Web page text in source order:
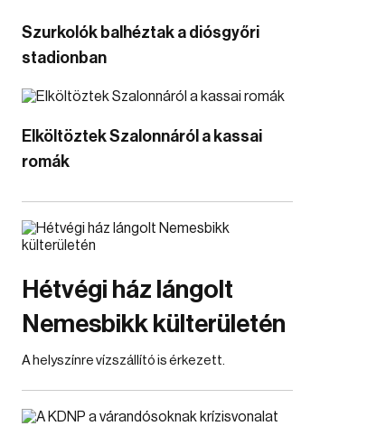
Szurkolók balhéztak a diósgyőri
stadionban
Elköltöztek Szalonnáról a kassai
romák
Hétvégi ház lángolt
Nemesbikk külterületén
A helyszínre vízszállító is érkezett.